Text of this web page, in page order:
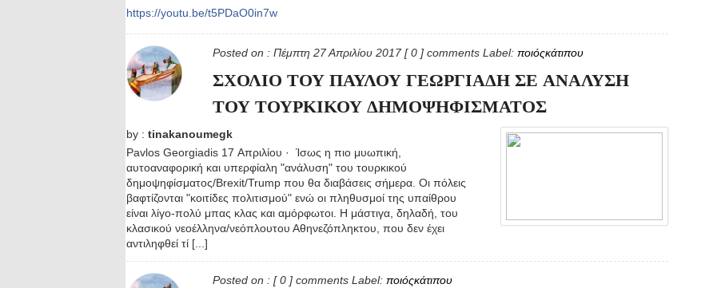
https://youtu.be/t5PDaO0in7w
Posted on : Πέμπτη 27 Απριλίου 2017[ 0 ] comments Label: ποιόςκάτιπου
ΣΧΟΛΙΟ ΤΟΥ ΠΑΥΛΟΥ ΓΕΩΡΓΙΑΔΗ ΣΕ ΑΝΑΛΥΣΗ
ΤΟΥ ΤΟΥΡΚΙΚΟΥ ΔΗΜΟΨΗΦΙΣΜΑΤΟΣ
by : tinakanoumegk
Pavlos Georgiadis 17 Απριλίου · Ίσως η πιο μυωπική,
αυτοαναφορική και υπερφίαλη "ανάλυση" του τουρκικού
δημοψηφίσματος/Brexit/Trump που θα διαβάσεις σήμερα. Οι πόλεις
βαφτίζονται "κοιτίδες πολιτισμού" ενώ οι πληθυσμοί της υπαίθρου
είναι λίγο-πολύ μπας κλας και αμόρφωτοι. Η μάστιγα, δηλαδή, του
κλασικού νεοέλληνα/νεόπλουτου Αθηνεζόπληκτου, που δεν έχει
αντιληφθεί τί [...]
Posted on : [ 0 ] comments Label: ποιόςκάτιπου